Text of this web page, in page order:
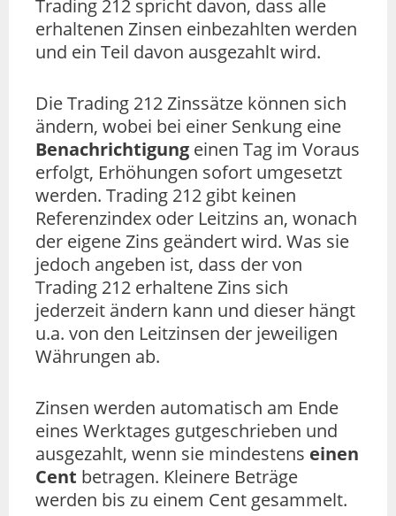
Trading 212 spricht davon, dass alle
erhaltenen Zinsen einbezahlten werden
und ein Teil davon ausgezahlt wird.
Die Trading 212 Zinssätze können sich
ändern, wobei bei einer Senkung eine
Benachrichtigung einen Tag im Voraus
erfolgt, Erhöhungen sofort umgesetzt
werden. Trading 212 gibt keinen
Referenzindex oder Leitzins an, wonach
der eigene Zins geändert wird. Was sie
jedoch angeben ist, dass der von
Trading 212 erhaltene Zins sich
jederzeit ändern kann und dieser hängt
u.a. von den Leitzinsen der jeweiligen
Währungen ab.
Zinsen werden automatisch am Ende
eines Werktages gutgeschrieben und
ausgezahlt, wenn sie mindestens einen
Cent betragen. Kleinere Beträge
werden bis zu einem Cent gesammelt.